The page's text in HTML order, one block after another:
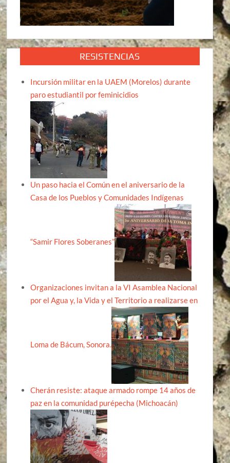
RESISTENCIAS
Incursión militar en la UAEM (Morelos) durante
paro estudiantil por feminicidios
Un paso hacia el Común en el aniversario de la
Casa de los Pueblos y Comunidades Indígenas
“Samir Flores Soberanes”
Organizaciones invitan a la VI Asamblea Nacional
por el Agua y, la Vida y el Territorio a realizarse en
Loma de Bácum, Sonora.
Cherán resiste: ataque armado rompe 14 años de
paz en la comunidad purépecha (Michoacán)